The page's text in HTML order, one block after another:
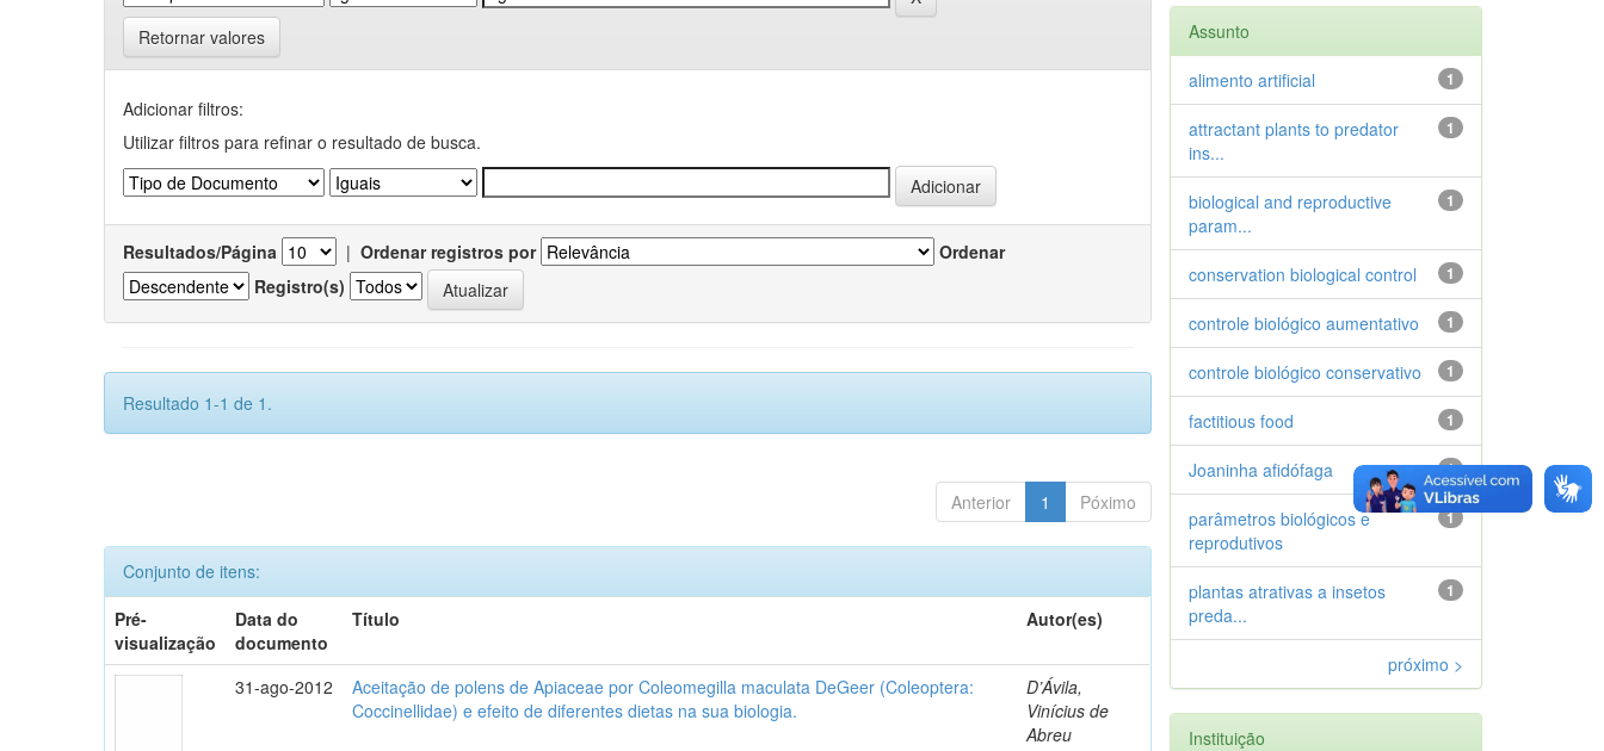
Retornar valores
Adicionar filtros:
Utilizar filtros para refinar o resultado de busca.
Resultados/Página | Ordenar registros por
Ordenar
Registro(s)
Resultado 1-1 de 1.
Anterior 1 Póximo
Conjunto de itens:
Pré-
visualização
Data do
documento
Título Autor(es)
31-ago-2012
Aceitação de polens de Apiaceae por Coleomegilla maculata DeGeer (Coleoptera:
Coccinellidae) e efeito de diferentes dietas na sua biologia.
D’Ávila,
Vinícius de
Abreu
Assunto
1
alimento artificial
1
attractant plants to predator
ins...
1
biological and reproductive
param...
1
conservation biological control
1
controle biológico aumentativo
1
controle biológico conservativo
1
factitious food
1
Joaninha afidófaga
1
parâmetros biológicos e
reprodutivos
1
plantas atrativas a insetos
preda...
próximo >
Instituição